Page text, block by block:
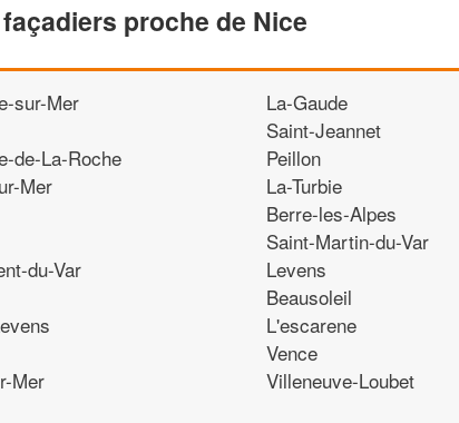
façadiers proche de Nice
sur-Mer
de-La-Roche
Mer
du-Var
Mer
La-Gaude
Saint-Jeannet
Peillon
La-Turbie
Berre-les-Alpes
Saint-Martin-du-Var
Levens
Beausoleil
L'escarene
Vence
Villeneuve-Loubet